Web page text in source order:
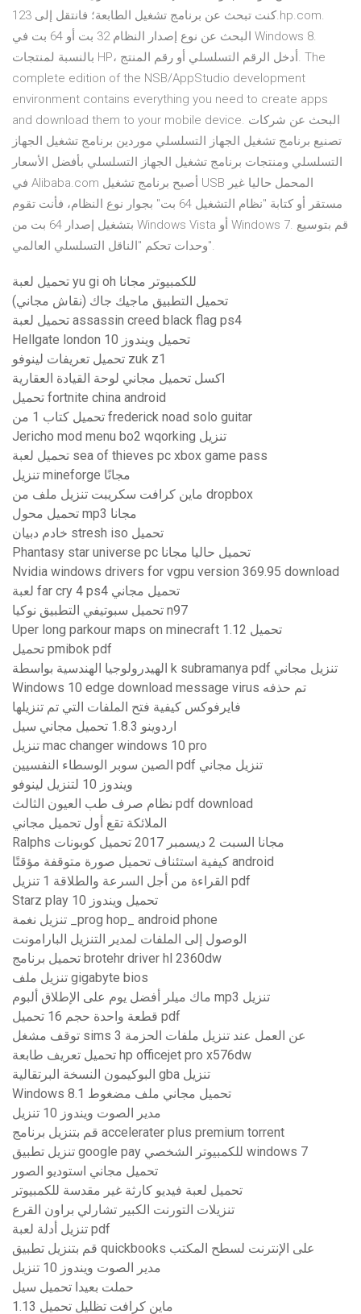
كنت تبحث عن برنامج تشغيل الطابعة؛ فانتقل إلى 123.hp.com.
البحث عن نوع إصدار النظام 32 بت أو 64 بت في Windows 8.
بالنسبة لمنتجات HP، أدخل الرقم التسلسلي أو رقم المنتج. The
complete edition of the NSB/AppStudio development
environment contains everything you need to create apps
and download them to your mobile device. البحث عن شركات
تصنيع برنامج تشغيل الجهاز التسلسلي موردين برنامج تشغيل الجهاز
التسلسلي ومنتجات برنامج تشغيل الجهاز التسلسلي بأفضل الأسعار
في Alibaba.com أصبح برنامج تشغيل USB المحمل حاليا غير
مستقر أو كتابة "نظام التشغيل 64 بت" بجوار نوع النظام، فأنت تقوم
بتشغيل إصدار 64 بت من Windows Vista أو Windows 7. قم بتوسيع
وحدات تحكم "الناقل التسلسلي العالمي".
تحميل لعبة yu gi oh للكمبيوتر مجانا
تحميل التطبيق ماجيك جاك (نقاش مجاني)
تحميل لعبة assassin creed black flag ps4
Hellgate london تحميل ويندوز 10
تحميل تعريفات لينوفو zuk z1
اكسل تحميل مجاني لوحة القيادة العقارية
تحميل fortnite china android
تحميل كتاب 1 من frederick noad solo guitar
Jericho mod menu bo2 wqorking تنزيل
تحميل لعبة sea of ​​thieves pc xbox game pass
تنزيل mineforge مجانًا
ماين كرافت سكريبت تنزيل ملف من dropbox
تحميل محول mp3 مجانا
خادم دبيان stresh iso تحميل
Phantasy star universe pc تحميل حاليا مجانا
Nvidia windows drivers for vgpu version 369.95 download
لعبة far cry 4 ps4 تحميل مجاني
تحميل سبوتيفي التطبيق نوكيا n97
Uper long parkour maps on minecraft 1.12 تحميل
تحميل pmibok pdf
الهيدرولوجيا الهندسية بواسطة k subramanya pdf تنزيل مجاني
Windows 10 edge download message virus تم حذفه
فايرفوكس كيفية فتح الملفات التي تم تنزيلها
اردوينو 1.8.3 تحميل مجاني سيل
تنزيل mac changer windows 10 pro
الصين سوبر الوسطاء النفسيين pdf تنزيل مجاني
ويندوز 10 لتنزيل لينوفو
نظام صرف طب العيون الثالث pdf download
الملائكة تقع أول تحميل مجاني
Ralphs مجانا السبت 2 ديسمبر 2017 تحميل كوبونات
كيفية استئناف تحميل صورة متوقفة مؤقتًا android
القراءة من أجل السرعة والطلاقة 1 تنزيل pdf
Starz play تحميل ويندوز 10
تنزيل نغمة _prog hop_ android phone
الوصول إلى الملفات لمدير التنزيل البارامونت
تحميل برنامج brotehr driver hl 2360dw
تنزيل ملف gigabyte bios
ماك ميلر أفضل يوم على الإطلاق ألبوم mp3 تنزيل
قطعة واحدة حجم 16 تحميل pdf
توقف مشغل sims 3 عن العمل عند تنزيل ملفات الحزمة
تحميل تعريف طابعة hp officejet pro x576dw
البوكيمون النسخة البرتقالية gba تنزيل
Windows 8.1 تحميل مجاني ملف مضغوط
مدير الصوت ويندوز 10 تنزيل
قم بتنزيل برنامج accelerater plus premium torrent
تنزيل تطبيق google pay للكمبيوتر الشخصي windows 7
تحميل مجاني استوديو الصور
تحميل لعبة فيديو كارثة غير مقدسة للكمبيوتر
تنزيلات التورنت الكبير تشارلي براون القرع
تنزيل أدلة لعبة pdf
قم بتنزيل تطبيق quickbooks على الإنترنت لسطح المكتب
مدير الصوت ويندوز 10 تنزيل
حملت بعيدا تحميل سيل
ماين كرافت تظليل تحميل 1.13